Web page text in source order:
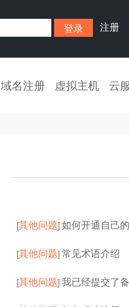
注册
域名注册 虚拟主机 云
[其他问题]如何开通自己
[其他问题]常见术语介绍
[其他问题]我已经提交了